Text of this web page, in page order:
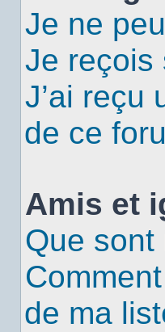
Je ne
Je reçois
J’ai reçu
de ce
Amis et
Que sont
de ma